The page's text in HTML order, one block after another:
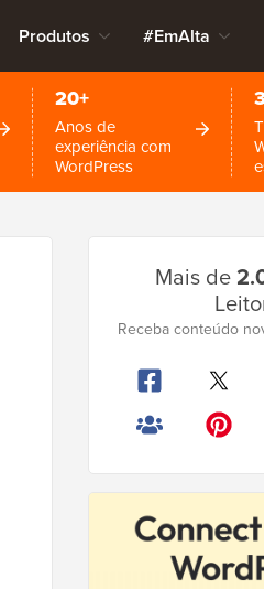
Produtos #EmAlta
20+
Anos de
experiência com
WordPress
Lateral
Principal
Mais de
Receba conteúdo